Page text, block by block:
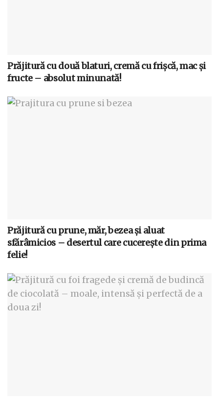
Prăjitură cu două blaturi, cremă cu frișcă, mac și
fructe – absolut minunată!
Prăjitură cu prune, măr, bezea și aluat
sfărâmicios – desertul care cucerește din prima
felie!